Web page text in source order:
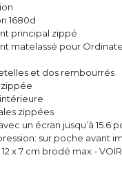
1680d
principal zippé
matelassé pour
et dos rembourrés
zippées
un écran jusqu’à 15.6
sur poche avant
x 7 cm brodé max -